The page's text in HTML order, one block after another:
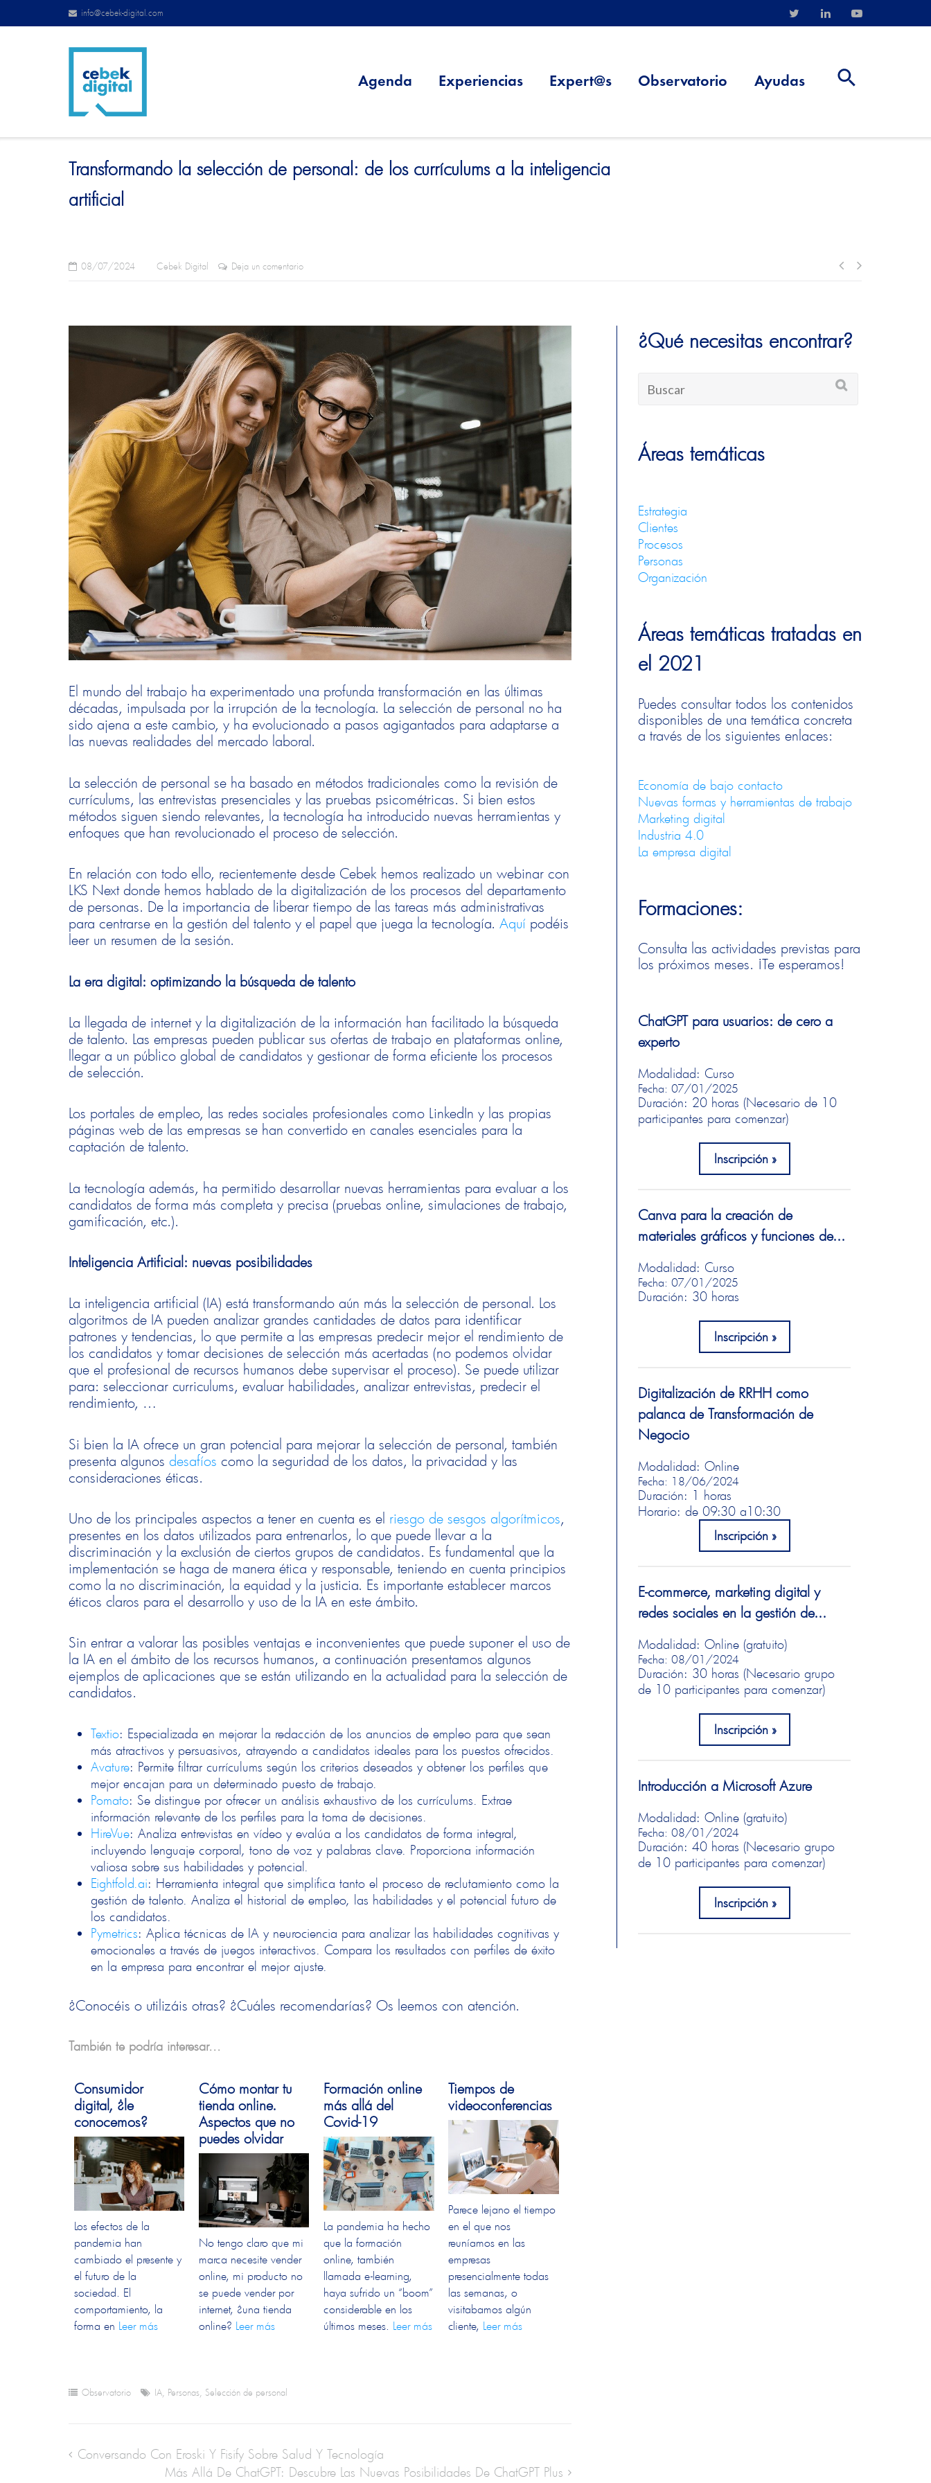
info@cebek-digital.com
Agenda Experiencias Expert@s Observatorio Ayudas
Transformando la selección de personal: de los currículums a la inteligencia
artificial
08/07/2024 Cebek Digital Deja un comentario
El mundo del trabajo ha experimentado una profunda transformación en las últimas
décadas, impulsada por la irrupción de la tecnología. La selección de personal no ha
sido ajena a este cambio, y ha evolucionado a pasos agigantados para adaptarse a
las nuevas realidades del mercado laboral.
La selección de personal se ha basado en métodos tradicionales como la revisión de
currículums, las entrevistas presenciales y las pruebas psicométricas. Si bien estos
métodos siguen siendo relevantes, la tecnología ha introducido nuevas herramientas y
enfoques que han revolucionado el proceso de selección.
En relación con todo ello, recientemente desde Cebek hemos realizado un webinar con
LKS Next donde hemos hablado de la digitalización de los procesos del departamento
de personas. De la importancia de liberar tiempo de las tareas más administrativas
para centrarse en la gestión del talento y el papel que juega la tecnología.Aquí podéis
leer un resumen de la sesión.
La era digital: optimizando la búsqueda de talento
La llegada de internet y la digitalización de la información han facilitado la búsqueda
de talento. Las empresas pueden publicar sus ofertas de trabajo en plataformas online,
llegar a un público global de candidatos y gestionar de forma eficiente los procesos
de selección.
Los portales de empleo, las redes sociales profesionales como LinkedIn y las propias
páginas web de las empresas se han convertido en canales esenciales para la
captación de talento.
La tecnología además, ha permitido desarrollar nuevas herramientas para evaluar a los
candidatos de forma más completa y precisa (pruebas online, simulaciones de trabajo,
gamificación, etc.).
Inteligencia Artificial: nuevas posibilidades
La inteligencia artificial (IA) está transformando aún más la selección de personal. Los
algoritmos de IA pueden analizar grandes cantidades de datos para identificar
patrones y tendencias, lo que permite a las empresas predecir mejor el rendimiento de
los candidatos y tomar decisiones de selección más acertadas (no podemos olvidar
que el profesional de recursos humanos debe supervisar el proceso). Se puede utilizar
para: seleccionar curriculums, evaluar habilidades, analizar entrevistas, predecir el
rendimiento, …
Si bien la IA ofrece un gran potencial para mejorar la selección de personal, también
presenta algunos desafíos como la seguridad de los datos, la privacidad y las
consideraciones éticas.
Uno de los principales aspectos a tener en cuenta es el riesgo de sesgos algorítmicos,
presentes en los datos utilizados para entrenarlos, lo que puede llevar a la
discriminación y la exclusión de ciertos grupos de candidatos. Es fundamental que la
implementación se haga de manera ética y responsable, teniendo en cuenta principios
como la no discriminación, la equidad y la justicia. Es importante establecer marcos
éticos claros para el desarrollo y uso de la IA en este ámbito.
Sin entrar a valorar las posibles ventajas e inconvenientes que puede suponer el uso de
la IA en el ámbito de los recursos humanos, a continuación presentamos algunos
ejemplos de aplicaciones que se están utilizando en la actualidad para la selección de
candidatos.
Textio: Especializada en mejorar la redacción de los anuncios de empleo para que sean
más atractivos y persuasivos, atrayendo a candidatos ideales para los puestos ofrecidos.
Avature: Permite filtrar currículums según los criterios deseados y obtener los perfiles que
mejor encajan para un determinado puesto de trabajo.
Pomato: Se distingue por ofrecer un análisis exhaustivo de los currículums. Extrae
información relevante de los perfiles para la toma de decisiones.
HireVue: Analiza entrevistas en vídeo y evalúa a los candidatos de forma integral,
incluyendo lenguaje corporal, tono de voz y palabras clave. Proporciona información
valiosa sobre sus habilidades y potencial.
Eightfold.ai: Herramienta integral que simplifica tanto el proceso de reclutamiento como la
gestión de talento. Analiza el historial de empleo, las habilidades y el potencial futuro de
los candidatos.
Pymetrics: Aplica técnicas de IA y neurociencia para analizar las habilidades cognitivas y
emocionales a través de juegos interactivos. Compara los resultados con perfiles de éxito
en la empresa para encontrar el mejor ajuste.
¿Conocéis o utilizáis otras? ¿Cuáles recomendarías? Os leemos con atención.
También te podría interesar...
Consumidor
digital, ¿le
conocemos?
Los efectos de la
pandemia han
cambiado el presente y
el futuro de la
sociedad. El
comportamiento, la
forma en Leer más
Cómo montar tu
tienda online.
Aspectos que no
puedes olvidar
No tengo claro que mi
marca necesite vender
online, mi producto no
se puede vender por
internet, ¿una tienda
online? Leer más
Formación online
más allá del
Covid-19
La pandemia ha hecho
que la formación
online, también
llamada e-learning,
haya sufrido un “boom”
considerable en los
últimos meses. Leer más
Tiempos de
videoconferencias
Parece lejano el tiempo
en el que nos
reuníamos en las
empresas
presencialmente todas
las semanas, o
visitabamos algún
cliente, Leer más
Observatorio IA, Personas, Selección de personal
Conversando Con Eroski Y Fisify Sobre Salud Y Tecnología
Más Allá De ChatGPT: Descubre Las Nuevas Posibilidades De ChatGPT Plus
¿Qué necesitas encontrar?
Áreas temáticas
Estrategia
Clientes
Procesos
Personas
Organización
Áreas temáticas tratadas en
el 2021
Puedes consultar todos los contenidos
disponibles de una temática concreta
a través de los siguientes enlaces:
Economía de bajo contacto
Nuevas formas y herramientas de trabajo
Marketing digital
Industria 4.0
La empresa digital
Formaciones:
Consulta las actividades previstas para
los próximos meses. ¡Te esperamos!
ChatGPT para usuarios: de cero a
experto
Modalidad: Curso
Fecha: 07/01/2025
Duración: 20 horas (Necesario de 10
participantes para comenzar)
Inscripción
Canva para la creación de
materiales gráficos y funciones de...
Modalidad: Curso
Fecha: 07/01/2025
Duración: 30 horas
Inscripción
Digitalización de RRHH como
palanca de Transformación de
Negocio
Modalidad: Online
Fecha: 18/06/2024
Duración: 1 horas
Horario: de 09:30 a10:30
Inscripción
E-commerce, marketing digital y
redes sociales en la gestión de...
Modalidad: Online (gratuito)
Fecha: 08/01/2024
Duración: 30 horas (Necesario grupo
de 10 participantes para comenzar)
Inscripción
Introducción a Microsoft Azure
Modalidad: Online (gratuito)
Fecha: 08/01/2024
Duración: 40 horas (Necesario grupo
de 10 participantes para comenzar)
Inscripción